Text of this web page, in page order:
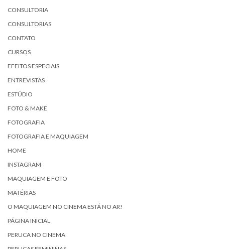
CONSULTORIA
CONSULTORIAS
CONTATO
CURSOS
EFEITOS ESPECIAIS
ENTREVISTAS
ESTÚDIO
FOTO & MAKE
FOTOGRAFIA
FOTOGRAFIA E MAQUIAGEM
HOME
INSTAGRAM
MAQUIAGEM E FOTO
MATÉRIAS
O MAQUIAGEM NO CINEMA ESTÁ NO AR!
PÁGINA INICIAL
PERUCA NO CINEMA